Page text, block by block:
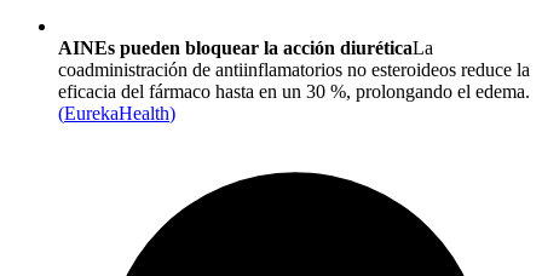
AINEs pueden bloquear la acción diuréticaLa
coadministración de antiinflamatorios no esteroideos reduce la
eficacia del fármaco hasta en un 30 %, prolongando el edema.
(EurekaHealth)